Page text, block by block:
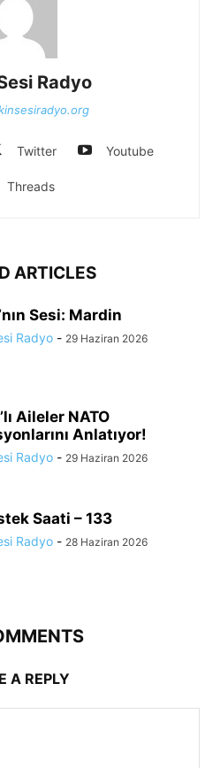
Radyo
Twitter Youtube
Threads
ARTICLES
Sesi: Mardin
Radyo - 29 Haziran 2026
Aileler NATO
Anlatıyor!
Radyo - 29 Haziran 2026
Saati – 133
Radyo - 28 Haziran 2026
A REPLY